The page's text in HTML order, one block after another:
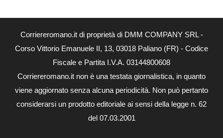
Corriereromano.it di proprietà di DMM COMPANY SRL -
Corso Vittorio Emanuele II, 13, 03018 Paliano (FR) - Codice
Fiscale e Partita I.V.A. 03144800608
Corriereromano.it non è una testata giornalistica, in quanto
viene aggiornato senza alcuna periodicità. Non può pertanto
considerarsi un prodotto editoriale ai sensi della legge n. 62
del 07.03.2001